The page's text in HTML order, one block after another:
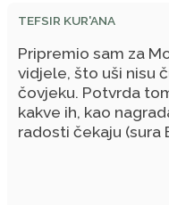
TEFSIR KUR'ANA
Pripremio sam za
vidjele, što uši nisu
čovjeku. Potvrda
kakve ih, kao
radosti čekaju (sura